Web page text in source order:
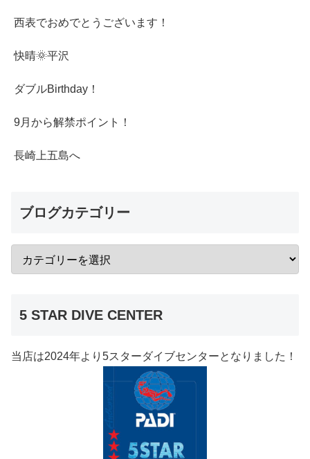
西表でおめでとうございます！
快晴🌞平沢
ダブルBirthday！
9月から解禁ポイント！
長崎上五島へ
ブログカテゴリー
5 STAR DIVE CENTER
当店は2024年より5スターダイブセンターとなりました！